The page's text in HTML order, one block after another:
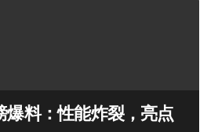
爆料：性能炸裂，亮点